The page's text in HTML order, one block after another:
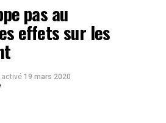
pas au
effets sur les
activé 19 mars 2020